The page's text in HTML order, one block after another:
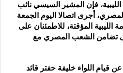
فإن المشير السيسي نائب
أجرى اتصالا اليوم الجمعة
المؤقتة، للاطمئنان على
على تضامن الشعب المصري مع
قيام اللواء خليفة حفتر قائد